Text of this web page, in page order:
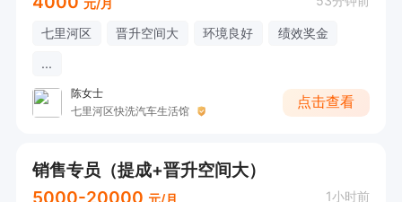
七里河区 晋升空间大 环境良好
绩效奖金
...
陈女士
七里河区快洗汽车生活馆
点击查看
销售专员（提成+晋升空间大）
5000-20000 元/月 1小时前